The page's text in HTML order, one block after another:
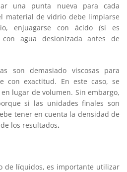
una punta nueva para cada
material de vidrio debe limpiarse
enjuagarse con ácido (si es
con agua desionizada antes de
son demasiado viscosas para
con exactitud. En este caso, se
lugar de volumen. Sin embargo,
si las unidades finales son
tener en cuenta la densidad de
los resultados.
de líquidos, es importante utilizar